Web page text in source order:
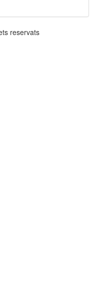
reservats